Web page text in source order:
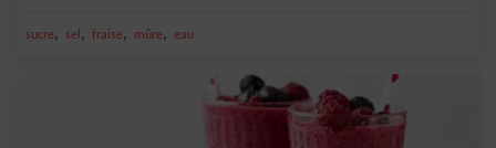
sucre, sel , fraise, mûre, eau